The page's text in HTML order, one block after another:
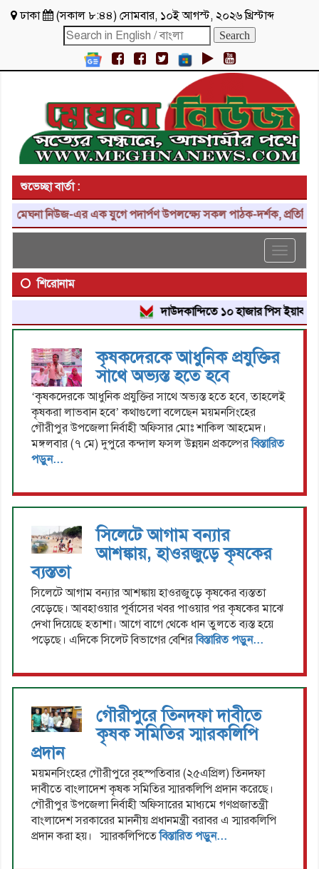
ঢাকা (সকাল ৮:৪৪) সোমবার, ১০ই আগস্ট, ২০২৬ খ্রিস্টাব্দ
শুভেচ্ছা বার্তা :
নিউজ-এর এক যুগে পদার্পণ উপলক্ষ্যে সকল পাঠক-দর্শক, প্রতিনিধি,
Toggle
শিরোনাম
দাউদকান্দিতে ১০ হাজার পিস ইয়াবা
কৃষকদেরকে আধুনিক প্রযুক্তির
সাথে অভ্যস্ত হতে হবে
‘কৃষকদেরকে আধুনিক প্রযুক্তির সাথে অভ্যস্ত হতে হবে, তাহলেই
কৃষকরা লাভবান হবে’ কথাগুলো বলেছেন ময়মনসিংহের
গৌরীপুর উপজেলা নির্বাহী অফিসার মোঃ শাকিল আহমেদ।
মঙ্গলবার (৭ মে) দুপুরে কন্দাল ফসল উন্নয়ন প্রকল্পেরবিস্তারিত
পড়ুন...
সিলেটে আগাম বন্যার
আশঙ্কায়, হাওরজুড়ে কৃষকের
ব্যস্ততা
সিলেটে আগাম বন্যার আশঙ্কায় হাওরজুড়ে কৃষকের ব্যস্ততা
বেড়েছে। আবহাওয়ার পূর্বাসের খবর পাওয়ার পর কৃষকের মাঝে
দেখা দিয়েছে হতাশা। আগে বাগে থেকে ধান তুলতে ব্যস্ত হয়ে
পড়েছে। এদিকে সিলেট বিভাগের বেশিরবিস্তারিত পড়ুন...
গৌরীপুরে তিনদফা দাবীতে
কৃষক সমিতির স্মারকলিপি
প্রদান
ময়মনসিংহের গৌরীপুরে বৃহস্পতিবার (২৫এপ্রিল) তিনদফা
দাবীতে বাংলাদেশ কৃষক সমিতির স্মারকলিপি প্রদান করেছে।
গৌরীপুর উপজেলা নির্বাহী অফিসারের মাধ্যমে গণপ্রজাতন্ত্রী
বাংলাদেশ সরকারের মাননীয় প্রধানমন্ত্রী বরাবর এ স্মারকলিপি
প্রদান করা হয়। স্মারকলিপিতেবিস্তারিত পড়ুন...